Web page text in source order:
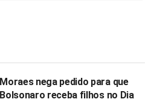
Moraes nega pedido para que
Bolsonaro receba filhos no Dia